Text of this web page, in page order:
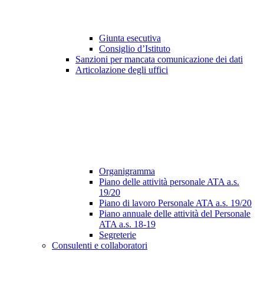
Giunta esecutiva
Consiglio d’Istituto
Sanzioni per mancata comunicazione dei dati
Articolazione degli uffici
Organigramma
Piano delle attività personale ATA a.s.
19/20
Piano di lavoro Personale ATA a.s. 19/20
Piano annuale delle attività del Personale
ATA a.s. 18-19
Segreterie
Consulenti e collaboratori